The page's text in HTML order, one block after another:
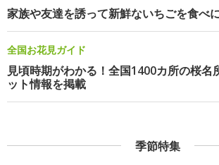
家族や友達を誘って新鮮ないちごを食べ
全国お花見ガイド
見頃時期がわかる！全国1400カ所の桜名
ット情報を掲載
季節特集